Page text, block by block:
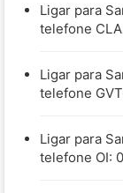
Ligar para
telefone
Ligar para
telefone
Ligar para
telefone OI: